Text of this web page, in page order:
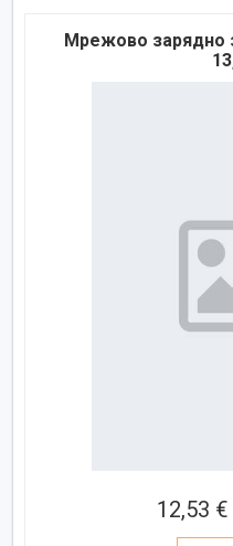
Мрежово зарядно
12,53